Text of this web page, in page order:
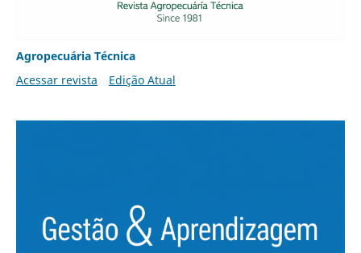
Agropecuária Técnica
Acessar revista
Edição Atual